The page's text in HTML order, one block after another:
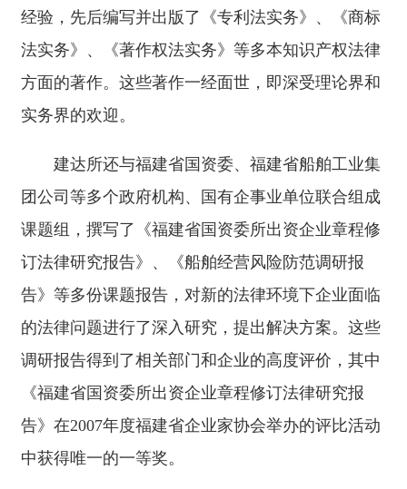
经验，先后编写并出版了《专利法实务》、《商标
法实务》、《著作权法实务》等多本知识产权法律
方面的著作。这些著作一经面世，即深受理论界和
实务界的欢迎。
建达所还与福建省国资委、福建省船舶工业集
团公司等多个政府机构、国有企事业单位联合组成
课题组，撰写了《福建省国资委所出资企业章程修
订法律研究报告》、《船舶经营风险防范调研报
告》等多份课题报告，对新的法律环境下企业面临
的法律问题进行了深入研究，提出解决方案。这些
调研报告得到了相关部门和企业的高度评价，其中
《福建省国资委所出资企业章程修订法律研究报
告》在2007年度福建省企业家协会举办的评比活动
中获得唯一的一等奖。